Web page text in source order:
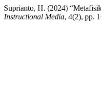
Suprianto, H. (2024)
Instructional Media, 4(2), pp.